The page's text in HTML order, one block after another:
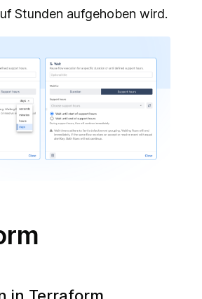
Stunden aufgehoben wird.